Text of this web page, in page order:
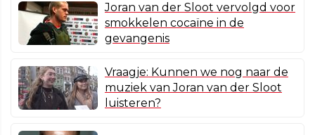
Joran van der Sloot vervolgd voor
smokkelen cocaïne in de
gevangenis
Vraagje: Kunnen we nog naar de
muziek van Joran van der Sloot
luisteren?